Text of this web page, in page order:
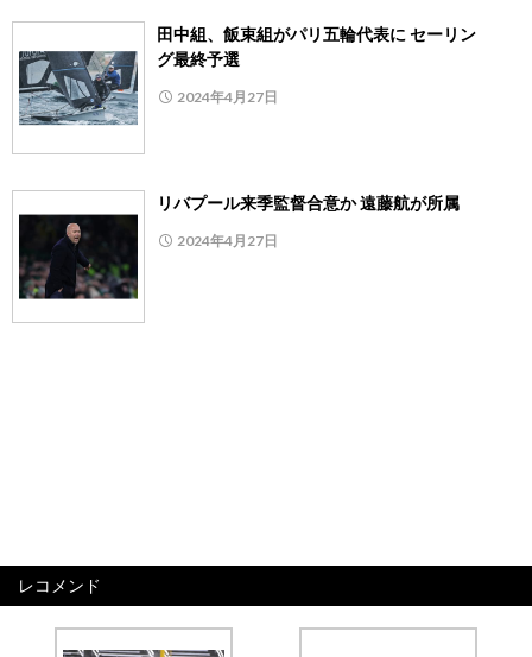
田中組、飯束組がパリ五輪代表に セーリン
グ最終予選
2024年4月27日
リバプール来季監督合意か 遠藤航が所属
2024年4月27日
レコメンド